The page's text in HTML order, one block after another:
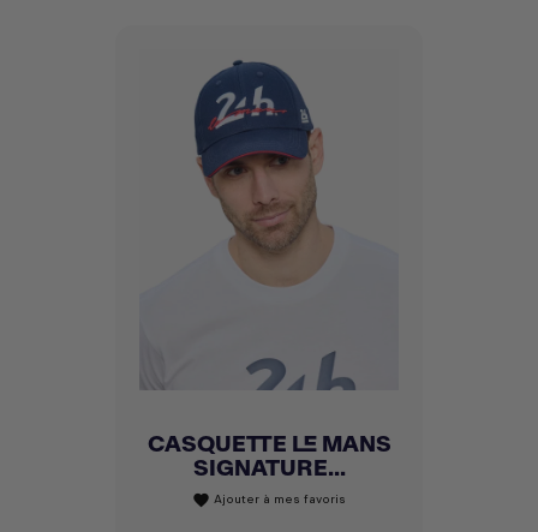
CASQUETTE LE MANS
SIGNATURE...
favorite Ajouter à mes favoris